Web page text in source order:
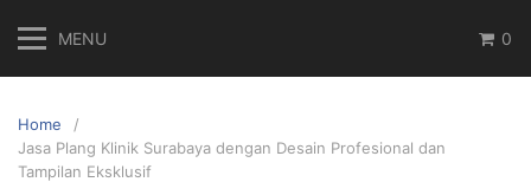
content
MENU 0
Home
Jasa Plang Klinik Surabaya dengan Desain Profesional dan
Tampilan Eksklusif